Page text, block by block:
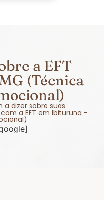
a EFT
(Técnica
a dizer sobre suas
a EFT em Ibituruna -